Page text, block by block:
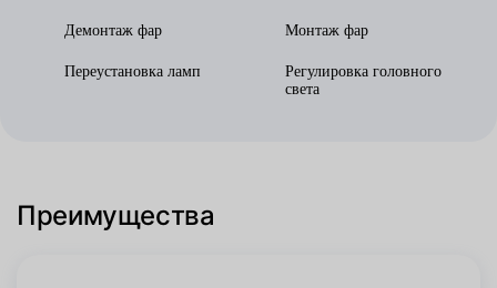
Демонтаж фар
Переустановка ламп
Монтаж фар
Регулировка головного
света
Преимущества